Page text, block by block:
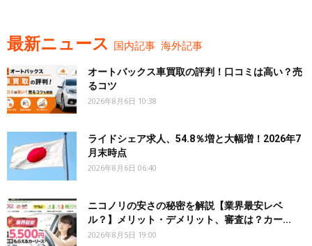
最新ニュース 国内記事 海外記事
オートバックス車買取の評判！口コミは高い？売
るコツ
2026年8月6日 10:38
ライドシェア求人、54.8％増と大幅増！2026年7
月末時点
2026年8月6日 06:40
ニコノリの安さの秘密を解説【業界最安レベ
ル？】メリット・デメリット、審査は？カー...
2026年8月5日 19:00